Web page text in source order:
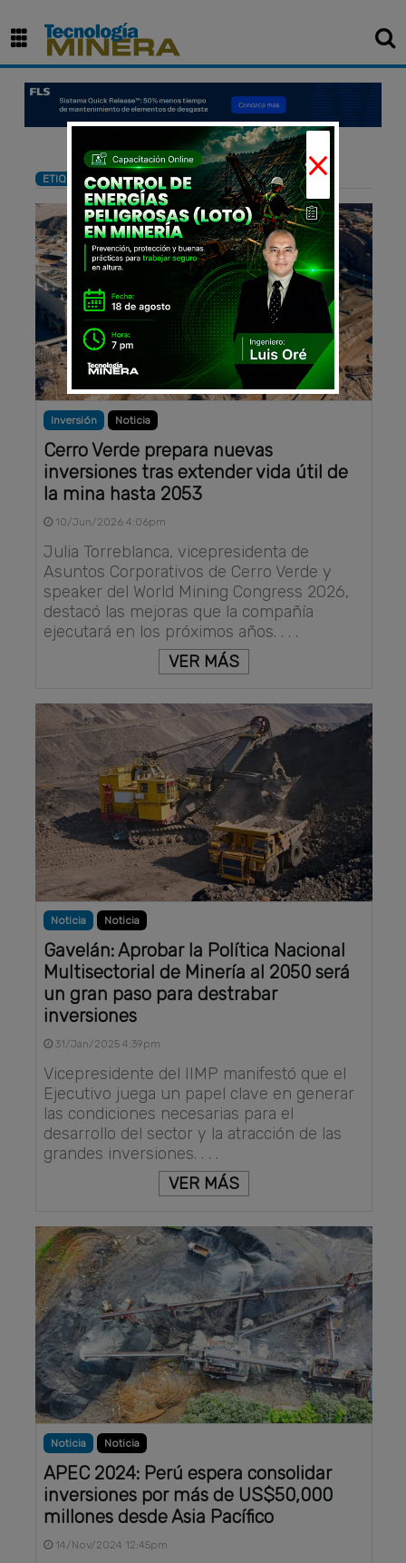
ETIQUETA : Inversiones
Inversión Noticia
Cerro Verde prepara nuevas
inversiones tras extender vida útil de
la mina hasta 2053
10/Jun/2026 4:06pm
Julia Torreblanca, vicepresidenta de
Asuntos Corporativos de Cerro Verde y
speaker del World Mining Congress 2026,
destacó las mejoras que la compañía
ejecutará en los próximos años. . . .
VER MÁS
Noticia Noticia
Gavelán: Aprobar la Política Nacional
Multisectorial de Minería al 2050 será
un gran paso para destrabar
inversiones
31/Jan/2025 4:39pm
Vicepresidente del IIMP manifestó que el
Ejecutivo juega un papel clave en generar
las condiciones necesarias para el
desarrollo del sector y la atracción de las
grandes inversiones. . . .
VER MÁS
Noticia Noticia
APEC 2024: Perú espera consolidar
inversiones por más de US$50,000
millones desde Asia Pacífico
14/Nov/2024 12:45pm
×